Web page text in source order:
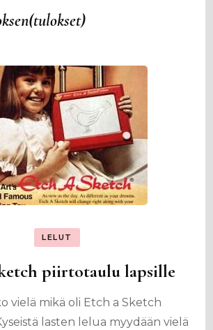
LELUT
piirtotaulu lapsille
vielä mikä oli Etch a Sketch
lasten lelua myydään vielä